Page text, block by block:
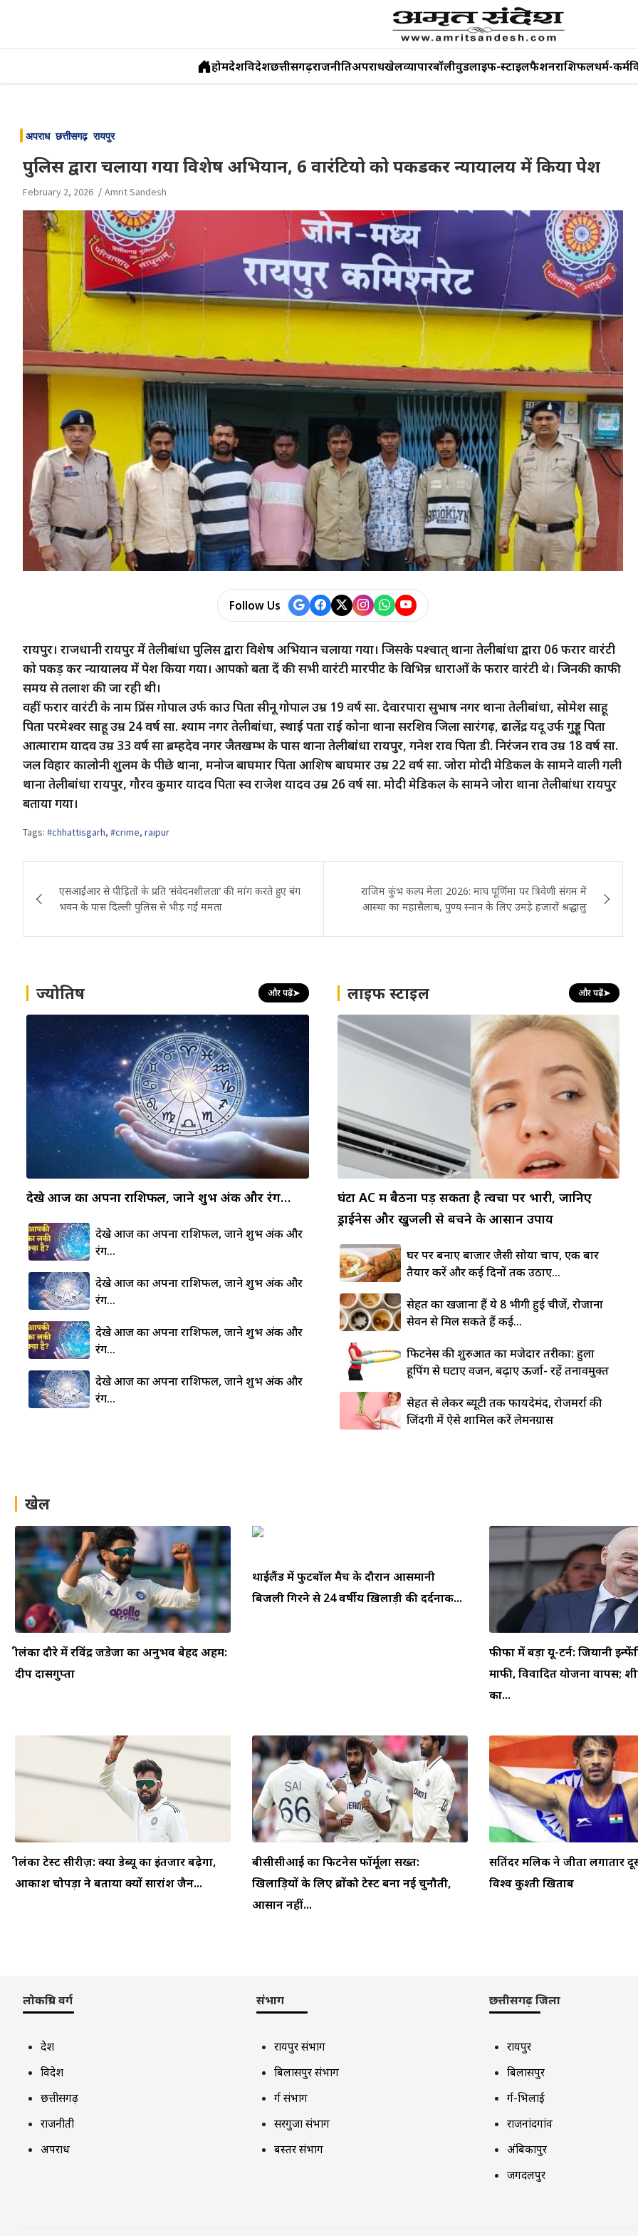
content
होमदेशविदेशछत्तीसगढ़राजनीतिअपराधखेलव्यापारबॉलीवुडलाइफ-स्टाइलफैशनराशिफलधर्म-कर्म
अपराध छत्तीसगढ़ रायपुर
पुलिस द्वारा चलाया गया विशेष अभियान, 6 वारंटियो को पकडकर न्यायालय में किया पेश
February 2, 2026 Amrit Sandesh
Follow Us
रायपुर। राजधानी रायपुर में तेलीबांधा पुलिस द्वारा विशेष अभियान चलाया गया। जिसके पश्चात् थाना तेलीबांधा द्वारा 06 फरार वारंटी
को पकड़ कर न्यायालय में पेश किया गया। आपको बता दें की सभी वारंटी मारपीट के विभिन्न धाराओं के फरार वारंटी थे। जिनकी काफी
समय से तलाश की जा रही थी।
वहीं फरार वारंटी के नाम प्रिंस गोपाल उर्फ काउ पिता सीनू गोपाल उम्र 19 वर्ष सा. देवारपारा सुभाष नगर थाना तेलीबांधा, सोमेश साहू
पिता परमेश्वर साहू उम्र 24 वर्ष सा. श्याम नगर तेलीबांधा, स्थाई पता राई कोना थाना सरशिव जिला सारंगढ़, ढालेंद्र यदू उर्फ गुड्डू पिता
आत्माराम यादव उम्र 33 वर्ष सा ब्रम्हदेव नगर जैतखम्भ के पास थाना तेलीबांधा रायपुर, गनेश राव पिता डी. निरंजन राव उम्र 18 वर्ष सा.
जल विहार कालोनी शुलम के पीछे थाना, मनोज बाघमार पिता आशिष बाघमार उम्र 22 वर्ष सा. जोरा मोदी मेडिकल के सामने वाली गली
थाना तेलीबांधा रायपुर, गौरव कुमार यादव पिता स्व राजेश यादव उम्र 26 वर्ष सा. मोदी मेडिकल के सामने जोरा थाना तेलीबांधा रायपुर
बताया गया।
Tags: #chhattisgarh, #crime, raipur
navigation
एसआईआर से पीड़ितों के प्रति ‘संवेदनशीलता’ की मांग करते हुए बंग
भवन के पास दिल्ली पुलिस से भीड़ गईं ममता
राजिम कुंभ कल्प मेला 2026: माघ पूर्णिमा पर त्रिवेणी संगम में
आस्था का महासैलाब, पुण्य स्नान के लिए उमड़े हजारों श्रद्धालु
ज्योतिष और पढ़ें➤
देखे आज का अपना राशिफल, जाने शुभ अंक और रंग…
देखे आज का अपना राशिफल, जाने शुभ अंक और
रंग…
देखे आज का अपना राशिफल, जाने शुभ अंक और
रंग…
देखे आज का अपना राशिफल, जाने शुभ अंक और
रंग…
देखे आज का अपना राशिफल, जाने शुभ अंक और
रंग…
लाइफ स्टाइल और पढ़ें➤
घंटों AC में बैठना पड़ सकता है त्वचा पर भारी, जानिए
ड्राईनेस और खुजली से बचने के आसान उपाय
घर पर बनाएं बाजार जैसी सोया चाप, एक बार
तैयार करें और कई दिनों तक उठाएं...
सेहत का खजाना हैं ये 8 भीगी हुई चीजें, रोजाना
सेवन से मिल सकते हैं कई...
फिटनेस की शुरुआत का मजेदार तरीका: हुला
हूपिंग से घटाएं वजन, बढ़ाएं ऊर्जा- रहें तनावमुक्त
सेहत से लेकर ब्यूटी तक फायदेमंद, रोजमर्रा की
जिंदगी में ऐसे शामिल करें लेमनग्रास
खेल
श्रीलंका दौरे में रविंद्र जडेजा का अनुभव बेहद अहम:
दीप दासगुप्ता
थाईलैंड में फुटबॉल मैच के दौरान आसमानी
बिजली गिरने से 24 वर्षीय ख़िलाड़ी की दर्दनाक...
फीफा में बड़ा यू-टर्न: जियानी
माफी, विवादित योजना वापस;
का...
श्रीलंका टेस्ट सीरीज़: क्या डेब्यू का इंतजार बढ़ेगा,
आकाश चोपड़ा ने बताया क्यों सारांश जैन...
बीसीसीआई का फिटनेस फॉर्मूला सख्त:
खिलाड़ियों के लिए ब्रोंको टेस्ट बना नई चुनौती,
आसान नहीं...
सतिंदर मलिक ने जीता लगातार
विश्व कुश्ती खिताब
लोकप्रिय वर्ग
देश
विदेश
छत्तीसगढ़
राजनीती
अपराध
संभाग
रायपुर संभाग
बिलासपुर संभाग
दुर्ग संभाग
सरगुजा संभाग
बस्तर संभाग
छत्तीसगढ़ जिला
रायपुर
बिलासपुर
दुर्ग-भिलाई
राजनांदगांव
अंबिकापुर
जगदलपुर